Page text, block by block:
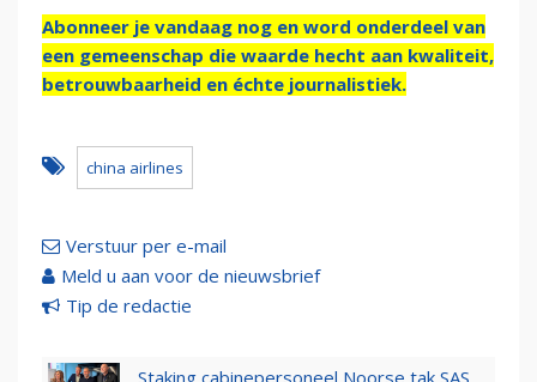
Abonneer je vandaag nog en word onderdeel van
een gemeenschap die waarde hecht aan kwaliteit,
betrouwbaarheid en échte journalistiek.
china airlines
Verstuur per e-mail
Meld u aan voor de nieuwsbrief
Tip de redactie